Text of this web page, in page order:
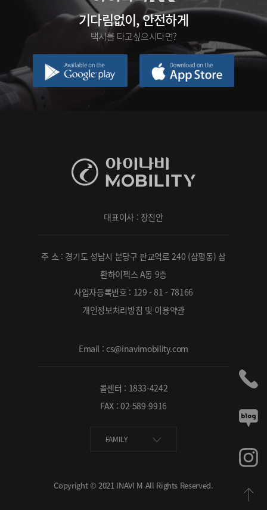
기다림없이, 안전하게
택시를 타고싶으시다면?
대표이사 : 장진안
주 소 : 경기도 성남시 분당구 판교역로 240 (삼평동) 삼
환하이펙스 A동 9층
사업자등록번호 : 129 - 81 - 78166
개인정보처리방침 및 이용약관
Email : cs@inavimobility.com
콜센터 : 1833-4242
FAX : 02-589-9916
FAMILY
Copyright © 2021 INAVI M All Rights Reserved.